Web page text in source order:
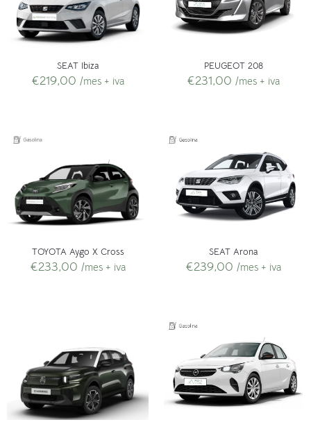
SEAT Ibiza
€219,00 /mes + iva
PEUGEOT 208
€231,00 /mes + iva
TOYOTA Aygo X Cross
€233,00 /mes + iva
SEAT Arona
€239,00 /mes + iva